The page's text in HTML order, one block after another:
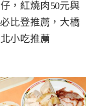
，紅燒肉50元與
比登推薦，大橋
小吃推薦